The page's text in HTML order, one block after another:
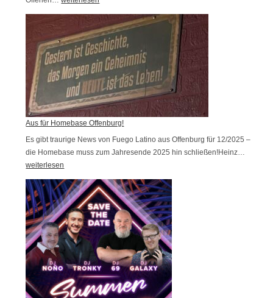
0
2
6
i
s
t
g
e
s
t
a
t
e
t
!
t
v
a
Z
ü
r
i
c
h
a
g
e
d
e
O
f
f
e
n
e
n
T
ü
r
Aus für Homebase Offenburg!
Es gibt traurige News von Fuego Latino aus Offenburg für 12/2025 –
die Homebase muss zum Jahresende 2025 hin schließen!Heinz…
weiterlesen